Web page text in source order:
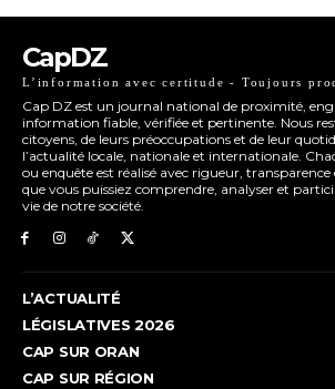
CapDZ
L’information avec certitude - Toujours
Cap DZ est un journal national de proximité,
information fiable, vérifiée et pertinente. Nous
citoyens, de leurs préoccupations et de leur
l’actualité locale, nationale et internationale.
ou enquête est réalisé avec rigueur,
que vous puissiez comprendre, analyser et
vie de notre société.
L’ACTUALITÉ
LÉGISLATIVES 2026
CAP SUR ORAN
CAP SUR RÉGION